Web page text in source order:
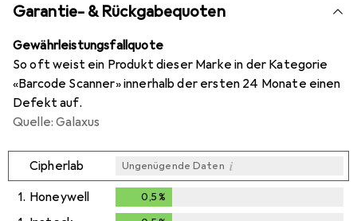
Garantie- & Rückgabequoten
Gewährleistungsfallquote
So oft weist ein Produkt dieser Marke in der Kategorie
«Barcode Scanner» innerhalb der ersten 24 Monate einen
Defekt auf.
Quelle: Galaxus
Cipherlab Ungenügende Daten i
1. Honeywell 0,5 %